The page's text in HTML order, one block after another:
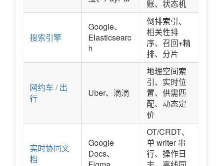
账、状态机
搜索引擎
Google、
Elasticsearc
h
倒排索引、
相关性排
序、召回+精
排、分片
网约车 / 出
行
Uber、滴滴
地理空间索
引、实时位
置、供需匹
配、动态定
价
实时协同文
档
Google
Docs、
OT/CRDT、
单 writer 串
行、操作日